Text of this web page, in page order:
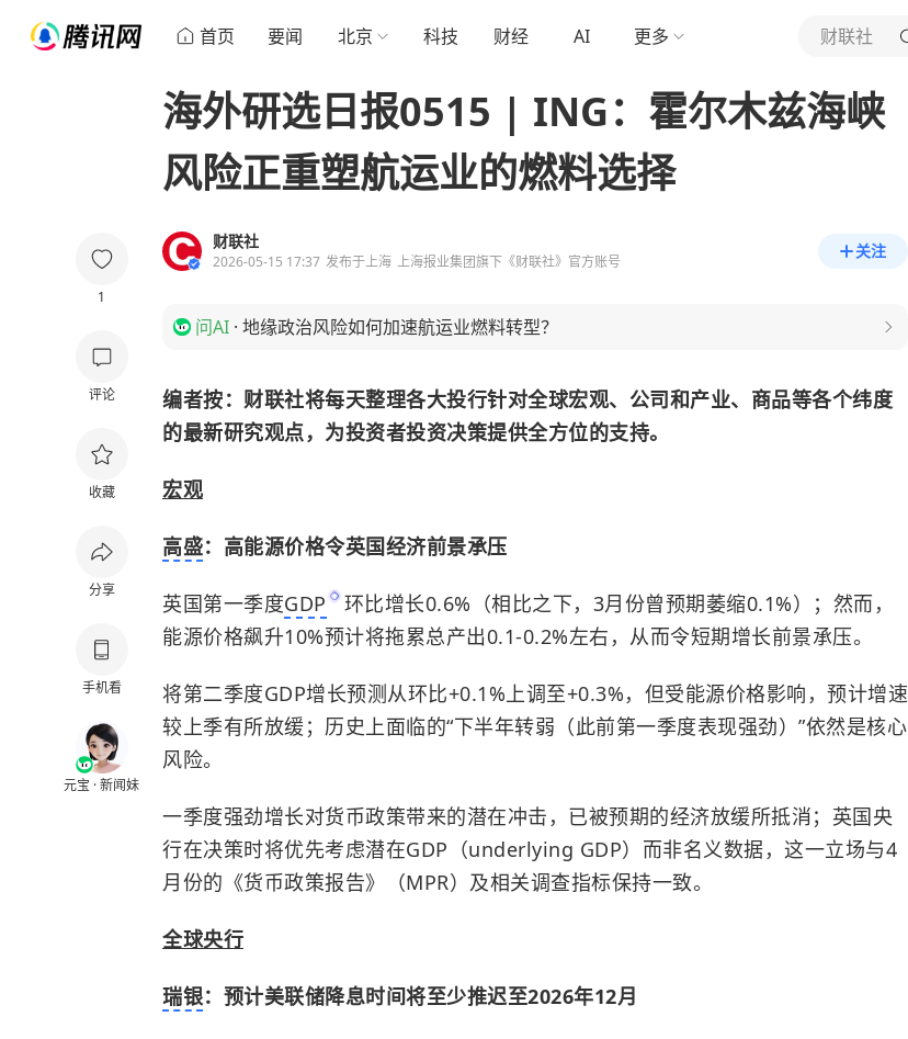
首页 要闻 北京 科技 财经 AI 更多 财联社
1
评论
收藏
分享
手机看
元宝 · 新闻妹
海外研选日报0515 | ING：霍尔木兹海峡
风险正重塑航运业的燃料选择
财联社
2026-05-15 17:37 发布于上海 上海报业集团旗下《财联社》官方账号
关注
问AI · 地缘政治风险如何加速航运业燃料转型？
编者按：财联社将每天整理各大投行针对全球宏观、公司和产业、商品等各个纬度
的最新研究观点，为投资者投资决策提供全方位的支持。
宏观
高盛：高能源价格令英国经济前景承压
英国第一季度GDP
环比增长0.6%（相比之下，3月份曾预期萎缩0.1%）；然而，
能源价格飙升10%预计将拖累总产出0.1-0.2%左右，从而令短期增长前景承压。
将第二季度GDP增长预测从环比+0.1%上调至+0.3%，但受能源价格影响，预计增速
较上季有所放缓；历史上面临的“下半年转弱（此前第一季度表现强劲）”依然是核心
风险。
一季度强劲增长对货币政策带来的潜在冲击，已被预期的经济放缓所抵消；英国央
行在决策时将优先考虑潜在GDP（underlying GDP）而非名义数据，这一立场与4
月份的《货币政策报告》（MPR）及相关调查指标保持一致。
全球央行
瑞银：预计美联储降息时间将至少推迟至2026年12月